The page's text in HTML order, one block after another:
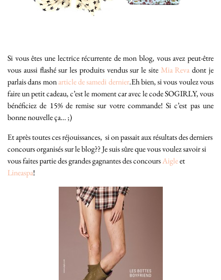
Si vous êtes une lectrice récurrente de mon blog, vous avez peut-être
vous aussi flashé sur les produits vendus sur le site Mia Reva dont je
parlais dans monarticle de samedi dernier.Eh bien, si vous voulez vous
faire un petit cadeau, c’est le moment car avec le code SOGIRLY, vous
bénéficiez de 15% de remise sur votre commande! Si c’est pas une
bonne nouvelle ça… ;)
Et après toutes ces réjouissances, si on passait aux résultats des derniers
concours organisés sur le blog?? Je suis sûre que vous voulez savoir si
vous faites partie des grandes gagnantes des concoursAigleet
Lineaspa!